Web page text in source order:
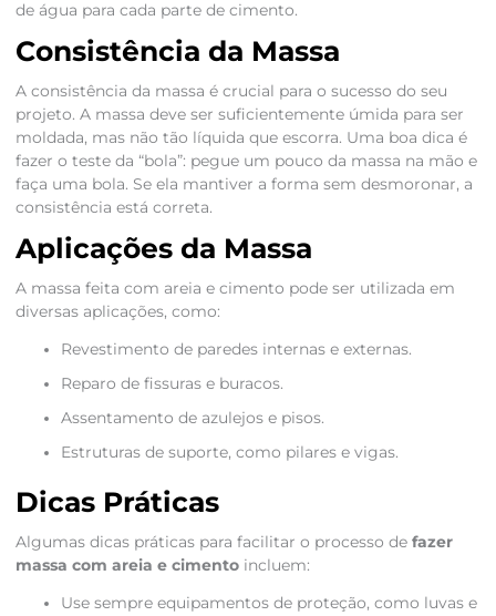
de água para cada parte de cimento.
Consistência da Massa
A consistência da massa é crucial para o sucesso do seu
projeto. A massa deve ser suficientemente úmida para ser
moldada, mas não tão líquida que escorra. Uma boa dica é
fazer o teste da “bola”: pegue um pouco da massa na mão e
faça uma bola. Se ela mantiver a forma sem desmoronar, a
consistência está correta.
Aplicações da Massa
A massa feita com areia e cimento pode ser utilizada em
diversas aplicações, como:
Revestimento de paredes internas e externas.
Reparo de fissuras e buracos.
Assentamento de azulejos e pisos.
Estruturas de suporte, como pilares e vigas.
Dicas Práticas
Algumas dicas práticas para facilitar o processo de fazer
massa com areia e cimentoincluem:
Use sempre equipamentos de proteção, como luvas e